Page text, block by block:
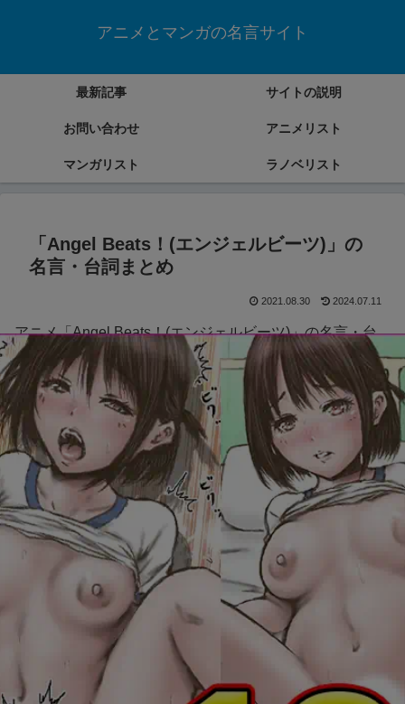
アニメとマンガの名言サイト
最新記事 サイトの説明
お問い合わせ アニメリスト
マンガリスト ラノベリスト
「Angel Beats！(エンジェルビーツ)」の
名言・台詞まとめ
2021.08.30 2024.07.11
アニメ「Angel Beats！(エンジェルビーツ)」の名言・台
詞をまとめていきます。